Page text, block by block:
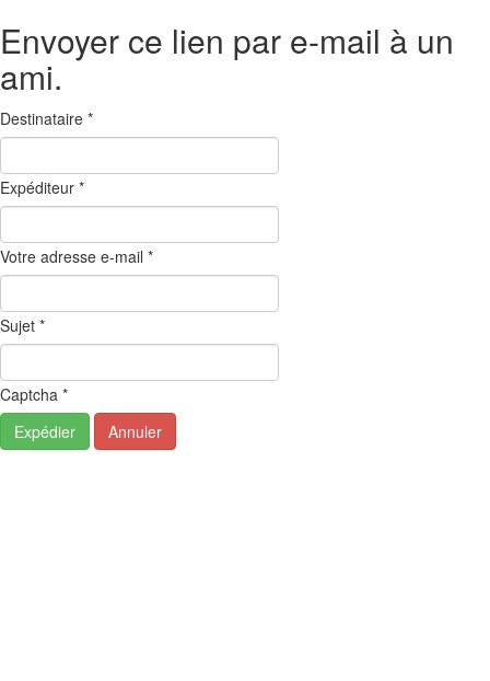
Envoyer ce lien par e-mail à un
ami.
Destinataire *
Expéditeur *
Votre adresse e-mail *
Sujet *
Captcha *
Expédier
Annuler